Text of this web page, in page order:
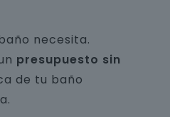
necesita.
presupuesto sin
de tu baño